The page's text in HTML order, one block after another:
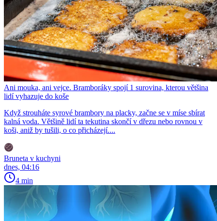
Ani mouka, ani vejce. Bramboráky spojí 1 surovina, kterou většina
lidí vyhazuje do koše
Když strouháte syrové brambory na placky, začne se v míse sbírat
kalná voda. Většině lidí ta tekutina skončí v dřezu nebo rovnou v
koši, aniž by tušili, o co přicházejí....
Bruneta v kuchyni
dnes, 04:16
4 min